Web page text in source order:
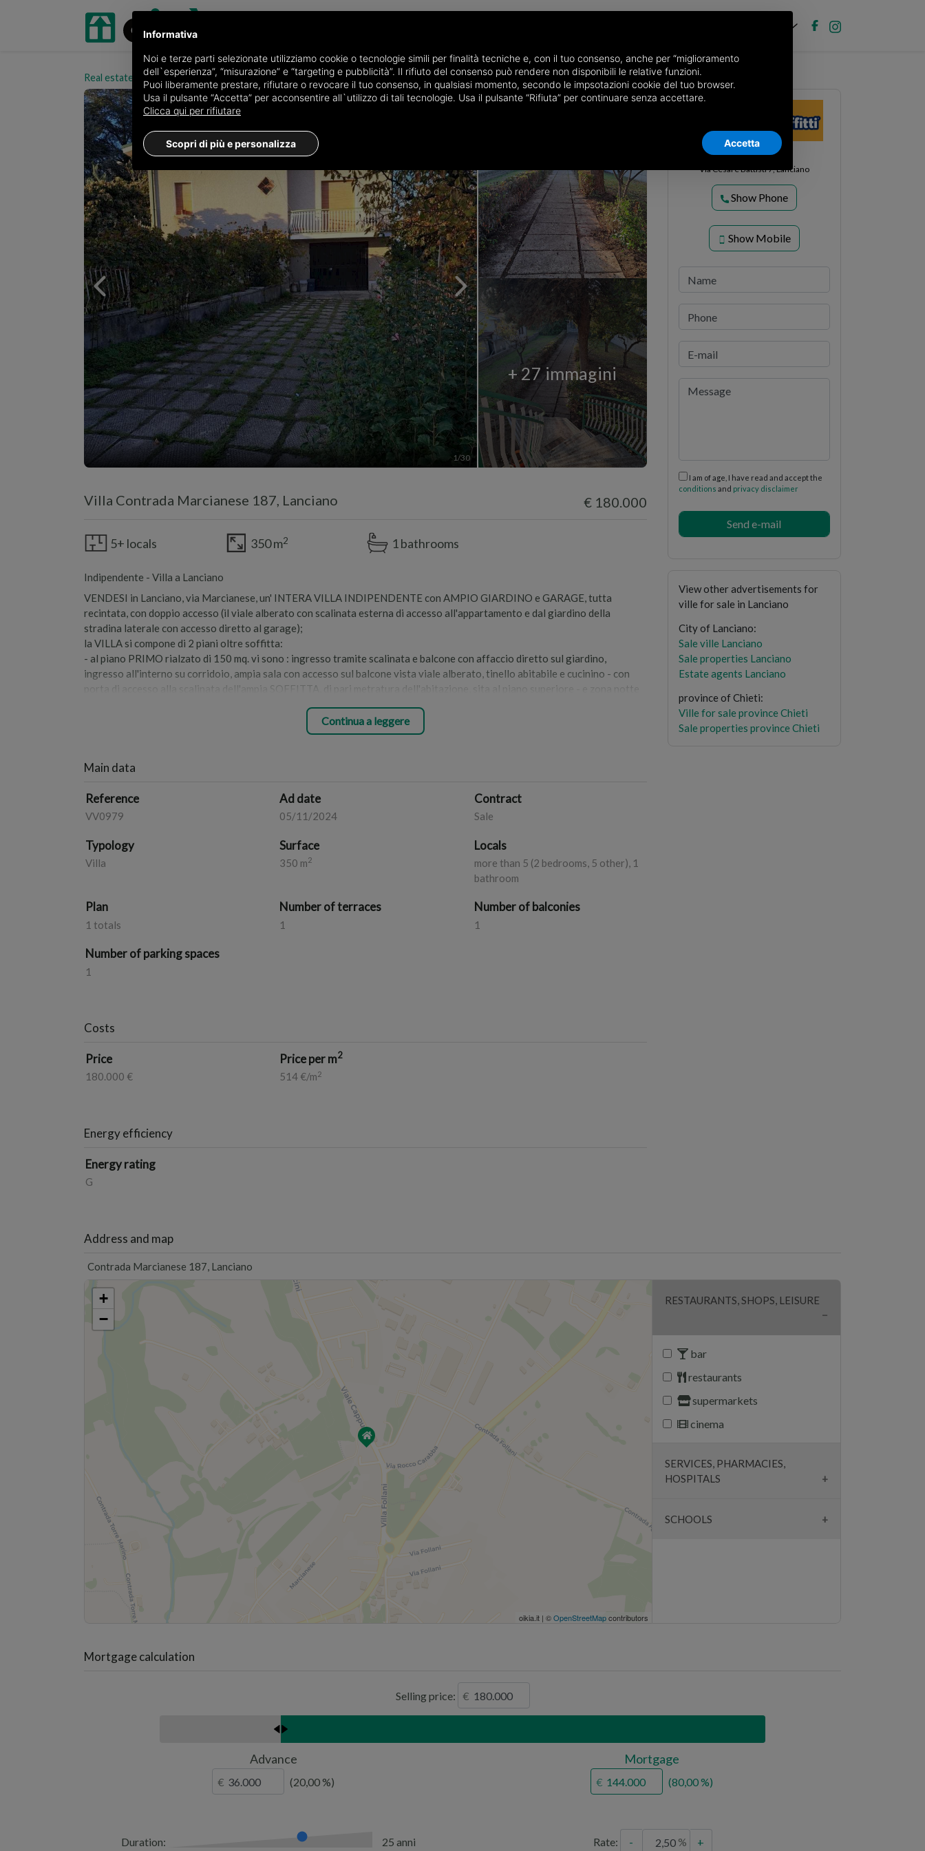
Real estate portal oikia.it Ville for sale in the province of Chieti Ville for sale in Lanciano Villa Contrada Marcianese 187, Lanciano
1/30
+ 27 immagini
Villa Contrada Marcianese 187, Lanciano € 180.000
5+ locals 350 m2 1 bathrooms
Indipendente - Villa a Lanciano
VENDESI in Lanciano, via Marcianese, un' INTERA VILLA INDIPENDENTE con AMPIO GIARDINO e GARAGE, tutta
recintata, con doppio accesso (il viale alberato con scalinata esterna di accesso all'appartamento e dal giardino della
stradina laterale con accesso diretto al garage);
la VILLA si compone di 2 piani oltre soffitta:
- al piano PRIMO rialzato di 150 mq. vi sono : ingresso tramite scalinata e balcone con affaccio diretto sul giardino,
ingresso all'interno su corridoio, ampia sala con accesso sul balcone vista viale alberato, tinello abitabile e cucinino - con
porta di accesso alla scalinata dell'ampia SOFFITTA, di pari metratura dell'abitazione, sita al piano superiore - e zona notte
- al piano TERRA /S1 vi sono: un GARAGE di circa 50 mq. comunicante con diversi vani cantina e taverna di circa 100 mq tot,
con altro giardino antistante il garage e stradina di accesso per l'auto e pedonale.
Da vedere!!
Continua a leggere
Main data
Reference
VV0979
Ad date
05/11/2024
Contract
Sale
Typology
Villa
Surface
350 m2
Locals
more than 5 (2 bedrooms, 5 other), 1
bathroom
Plan
1 totals
Number of terraces
1
Number of balconies
1
Number of parking spaces
1
Costs
Price
180.000 €
Price per m2
514 €/m2
Energy efficiency
Energy rating
G
ARE Immobiliare Srl
Via Cesare Battisti 7, Lanciano
Show Phone
Show Mobile
I am of age, I have read and accept the
conditions and privacy disclaimer
View other advertisements for
ville for sale in Lanciano
City of Lanciano:
Sale ville Lanciano
Sale properties Lanciano
Estate agents Lanciano
province of Chieti:
Ville for sale province Chieti
Sale properties province Chieti
Address and map
Contrada Marcianese 187, Lanciano
+
−
oikia.it | ©OpenStreetMapcontributors
RESTAURANTS, SHOPS, LEISURE
bar
restaurants
supermarkets
cinema
SERVICES, PHARMACIES,
HOSPITALS
pharmacies
SCHOOLS
Mortgage calculation
Selling price:
Advance
20,00
Mortgage
80,00
Duration: 25 anni Rate: - +
Informativa
Noi e terze parti selezionate utilizziamo cookie o tecnologie simili per finalità tecniche e, con il tuo consenso, anche per “miglioramento
dell`esperienza”, “misurazione” e “targeting e pubblicità”. Il rifiuto del consenso può rendere non disponibili le relative funzioni.
Puoi liberamente prestare, rifiutare o revocare il tuo consenso, in qualsiasi momento, secondo le impsotazioni cookie del tuo browser.
Usa il pulsante “Accetta” per acconsentire all`utilizzo di tali tecnologie. Usa il pulsante “Rifiuta” per continuare senza accettare.
Clicca qui per rifiutare
Scopri di più e personalizza Accetta